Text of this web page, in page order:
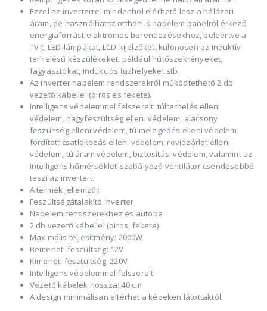
Ezzel az inverterrel mindenhol elérhető lesz a hálózati
áram, de használhatsz otthon is napelem panelről érkező
energiaforrást elektromos berendezésekhez, beleértve a
TV-t, LED-lámpákat, LCD-kijelzőket, különösen az induktív
terhelésű készülékeket, például hűtőszekrényeket,
fagyasztókat, indukciós tűzhelyeket stb.
Az inverter napelem rendszerekről működtethető 2 db
vezető kábellel (piros és fekete).
Intelligens védelemmel felszerelt: túlterhelés elleni
védelem, nagyfeszültség elleni védelem, alacsony
feszültség elleni védelem, túlmelegedés elleni védelem,
fordított csatlakozás elleni védelem, rövidzárlat elleni
védelem, túláram védelem, biztosítási védelem, valamint az
intelligens hőmérséklet-szabályozó ventilátor csendesebbé
teszi az invertert.
A termék jellemzői:
Feszültségátalakító inverter
Napelem rendszerekhez és autóba
2 db vezető kábellel (piros, fekete)
Maximális teljesítmény: 2000W
Bemeneti feszültség: 12V
Kimeneti fesztültség: 220V
Intelligens védelemmel felszerelt
Vezető kábelek hossza: 40 cm
A design minimálisan eltérhet a képeken látottaktól.